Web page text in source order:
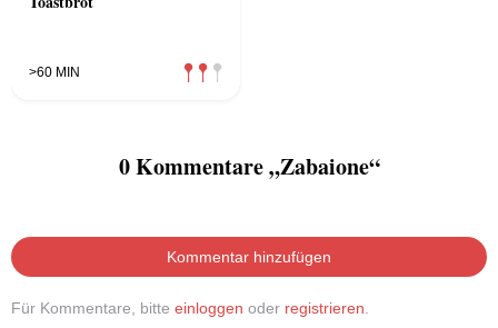
>60 MIN
0 Kommentare „Zabaione“
Kommentar hinzufügen
Für Kommentare, bitte einloggen oder registrieren.